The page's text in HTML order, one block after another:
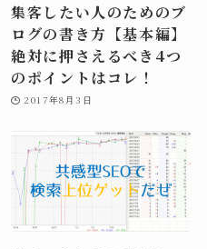
集客したい人のためのブ
ログの書き方【基本編】
絶対に押さえるべき4つ
のポイントはコレ！
2017年8月3日